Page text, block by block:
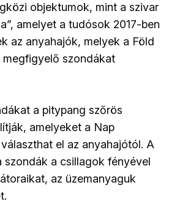
objektumok, mint a szivar
amelyet a tudósok 2017-ben
az anyahajók, melyek a Föld
megfigyelő szondákat
a pitypang szőrös
amelyeket a Nap
el az anyahajótól. A
szondák a csillagok fényével
az üzemanyaguk